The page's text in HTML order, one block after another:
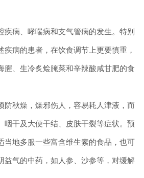
病、哮喘病和支气管病的发生。特别
疾病的患者，在饮食调节上更要慎重，
腥、生冷炙烩腌菜和辛辣酸咸甘肥的食
秋燥，燥邪伤人，容易耗人津液，而
咽干及大便干结、皮肤干裂等症状。预
当地多服一些富含维生素的食品，也可
益气的中药，如人参、沙参等，对缓解